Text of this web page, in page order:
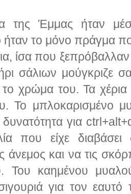
Έμμας ήταν
ήταν το μόνο πράγμα
ίσα που
σάλιων μούγκριζε
το χρώμα του. Τα
Το μπλοκαρισμένο
δυνατότητα για
που είχε
άνεμος και να τις
Του καημένου
για τον